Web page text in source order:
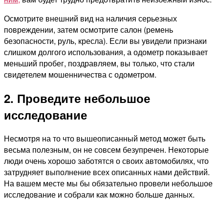
Осмотрите внешний вид на наличия серьезных
повреждении, затем осмотрите салон (ремень
безопасности, руль, кресла). Если вы увидели признаки
слишком долгого использования, а одометр показывает
меньший пробег, поздравляем, вы только, что стали
свидетелем мошенничества с одометром.
2. Проведите небольшое
исследование
Несмотря на то что вышеописанный метод может быть
весьма полезным, он не совсем безупречен. Некоторые
люди очень хорошо заботятся о своих автомобилях, что
затрудняет выполнение всех описанных нами действий.
На вашем месте мы бы обязательно провели небольшое
исследование и собрали как можно больше данных.